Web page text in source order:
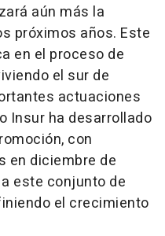
aún más la
próximos años. Este
en el proceso de
el sur de
actuaciones
Insur ha desarrollado
con
en diciembre de
este conjunto de
el crecimiento